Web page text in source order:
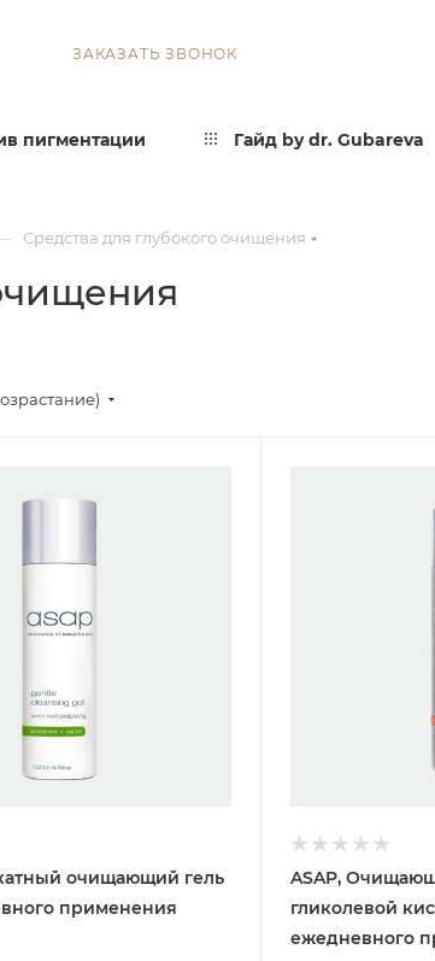
ЗАКАЗАТЬ ЗВОНОК
пигментации Гайд by dr. Gubareva
Средства для глубокого очищения
очищающий гель
применения
ASAP,
гликолевой
ежедневного